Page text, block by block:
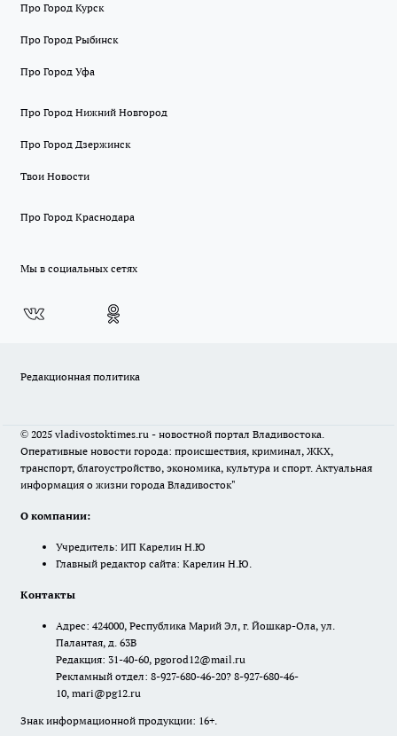
Про Город Курск
Про Город Рыбинск
Про Город Уфа
Про Город Нижний Новгород
Про Город Дзержинск
Твои Новости
Про Город Краснодара
Мы в социальных сетях
Редакционная политика
© 2025 vladivostoktimes.ru - новостной портал Владивостока.
Оперативные новости города: происшествия, криминал, ЖКХ,
транспорт, благоустройство, экономика, культура и спорт. Актуальная
информация о жизни города Владивосток"
О компании:
Учредитель: ИП Карелин Н.Ю
Главный редактор сайта: Карелин Н.Ю.
Контакты
Адрес: 424000, Республика Марий Эл, г. Йошкар-Ола, ул.
Палантая, д. 63В
Редакция: 31-40-60, pgorod12@mail.ru
Рекламный отдел: 8-927-680-46-20? 8-927-680-46-
10, mari@pg12.ru
Знак информационной продукции: 16+.